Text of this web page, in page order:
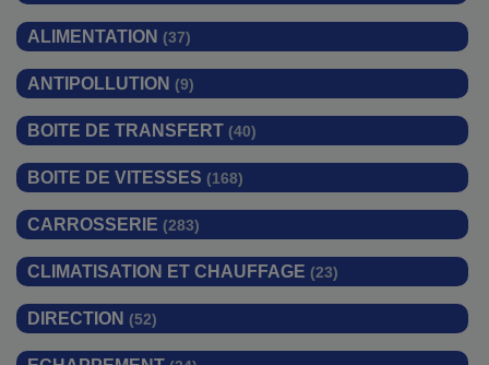
ALIMENTATION (37)
ANTIPOLLUTION (9)
BOITE DE TRANSFERT (40)
BOITE DE VITESSES (168)
CARROSSERIE (283)
CLIMATISATION ET CHAUFFAGE (23)
DIRECTION (52)